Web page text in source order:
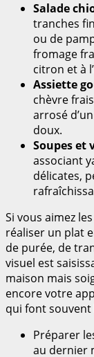
Salade
tranches
ou de
fromage
citron et à
Assiette
chèvre
arrosé
doux.
Soupes et
associant
délicates,
Si vous aimez
réaliser un plat
de purée, de
visuel est
maison mais
encore votre
qui font souvent
Préparer
au dernier